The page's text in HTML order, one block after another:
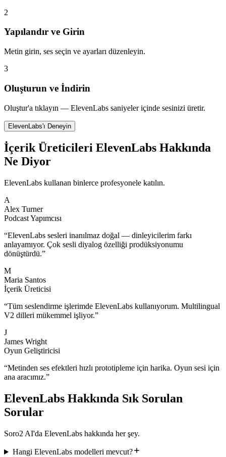
2
Yapılandır ve Girin
Metin girin, ses seçin ve ayarları düzenleyin.
3
Oluşturun ve İndirin
Oluştur'a tıklayın — ElevenLabs saniyeler içinde sesinizi üretir.
ElevenLabs'ı Deneyin
İçerik Üreticileri ElevenLabs Hakkında
Ne Diyor
ElevenLabs kullanan binlerce profesyonele katılın.
A
Alex Turner
Podcast Yapımcısı
“ElevenLabs sesleri inanılmaz doğal — dinleyicilerim farkı
anlayamıyor. Çok sesli diyalog özelliği prodüksiyonumu
dönüştürdü.”
M
Maria Santos
İçerik Üreticisi
“Tüm seslendirme işlerimde ElevenLabs kullanıyorum. Multilingual
V2 dilleri mükemmel işliyor.”
J
James Wright
Oyun Geliştiricisi
“Metinden ses efektleri hızlı prototipleme için harika. Oyun sesi için
ana aracımız.”
ElevenLabs Hakkında Sık Sorulan
Sorular
Soro2 AI'da ElevenLabs hakkında her şey.
Hangi ElevenLabs modelleri mevcut?